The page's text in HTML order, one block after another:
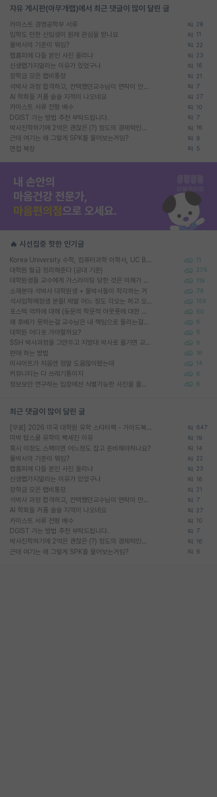
자유 게시판(아무개랩)에서 최근 댓글이 많이 달린 글
카이스트 경영공학부 서류 28
입학도 안한 신입생이 원래 관심을 받나요 11
물박사의 기준이 뭐임? 22
랩홈피에 다들 본인 사진 올리냐 23
신생랩가지말라는 이유가 있었구나 16
장학금 모은 랩비통장 21
석박사 과정 합격하고, 컨택했던교수님이 연락이 안됩니다... 7
AI 학회들 거품 슬슬 지적이 나오네요 27
카이스트 서류 전형 배수 10
DGIST 가는 방법 추천 부탁드립니다. 7
박사진학하기에 2억은 괜찮은 (?) 정도의 경제력인가요 16
근데 여기는 왜 그렇게 SPK를 물어보는거임? 9
면접 복장 5
🔥 시선집중 핫한 인기글
Korea University 수학, 컴퓨터과학 이학사, UC Berkeley 산업공학 대학원 공학박사가 되는 것은 쉽지 않겠죠? 11
대학원 월급 정리해준다 (공대 기준) 275
대학원생들 교수에게 가스라이팅 당한 것은 이해가 갑니다. 안타깝네요. 119
소재분야 석박사 대학원생 + 물박사들이 착각하는 거 76
석사입학예정생 분들! 제발 어느 정도 각오는 하고 오세요. 156
포스텍 억까에 대해 (동문의 학문적 아웃풋에 대한 반박) 50
왜 후배가 못하는걸 교수님은 내 책임으로 돌리는걸까요? 6
대학원 어디로 가야할까요? 5
SSH 박사과정을 그만두고 지방대 박사로 옮기면 교수의 꿈은 끝일까요? 9
편애 하는 방법 16
이사이트가 처음엔 정말 도움많이됐는데 14
커뮤니티는 다 쓰레기통이지 6
정보보안 연구하는 입장에선 식별가능한 사진을 올리는건 비추이긴함 6
최근 댓글이 많이 달린 글
[무료] 2026 미국 대학원 유학 스타터팩 - 가이드북 & 합격자 컨택메일 템플릿 647
미박 탑스쿨 유학이 빡세진 이유 19
혹시 이정도 스펙이면 어느정도 잡고 준비해야하나요? 14
물박사의 기준이 뭐임? 22
랩홈피에 다들 본인 사진 올리냐 23
신생랩가지말라는 이유가 있었구나 16
장학금 모은 랩비통장 21
석박사 과정 합격하고, 컨택했던교수님이 연락이 안됩니다... 7
AI 학회들 거품 슬슬 지적이 나오네요 27
카이스트 서류 전형 배수 10
DGIST 가는 방법 추천 부탁드립니다. 7
박사진학하기에 2억은 괜찮은 (?) 정도의 경제력인가요 16
근데 여기는 왜 그렇게 SPK를 물어보는거임? 9